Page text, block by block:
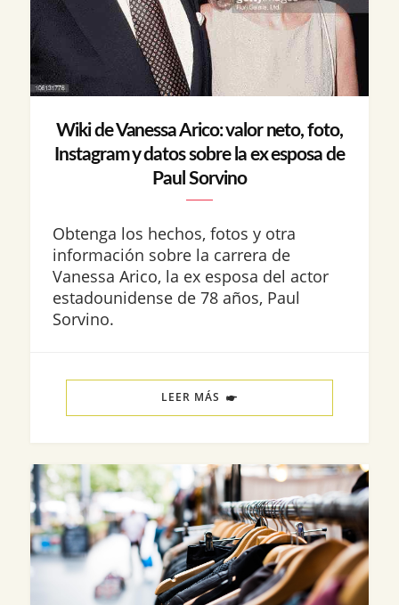
Wiki de Vanessa Arico: valor neto, foto,
Instagram y datos sobre la ex esposa de
Paul Sorvino
Obtenga los hechos, fotos y otra
información sobre la carrera de
Vanessa Arico, la ex esposa del actor
estadounidense de 78 años, Paul
Sorvino.
LEER MÁS